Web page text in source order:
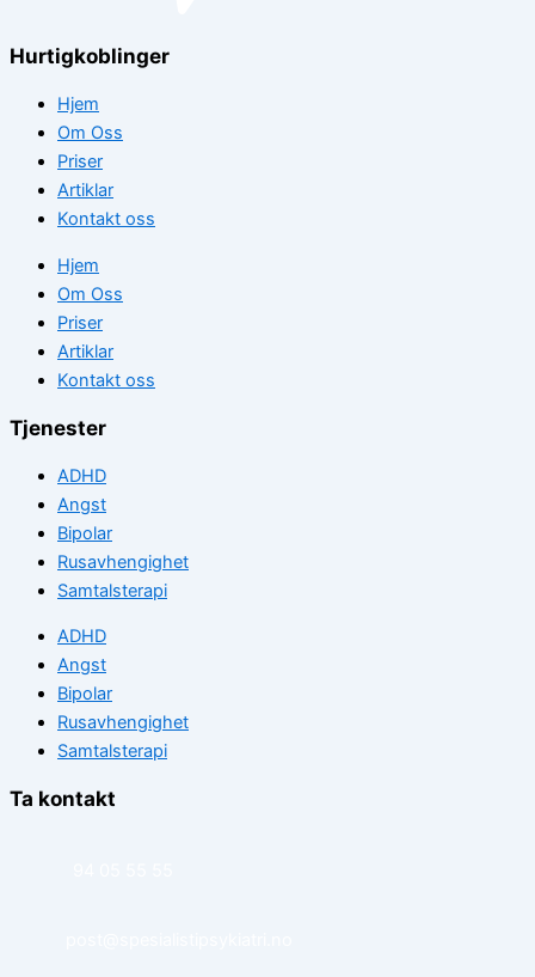
Hurtigkoblinger
Hjem
Om Oss
Priser
Artiklar
Kontakt oss
Hjem
Om Oss
Priser
Artiklar
Kontakt oss
Tjenester
ADHD
Angst
Bipolar
Rusavhengighet
Samtalsterapi
ADHD
Angst
Bipolar
Rusavhengighet
Samtalsterapi
Ta kontakt